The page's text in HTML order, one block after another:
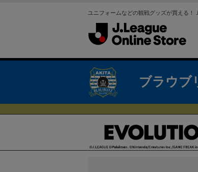
ユニフォームなどの観戦グッズが買える！
ブラウブ